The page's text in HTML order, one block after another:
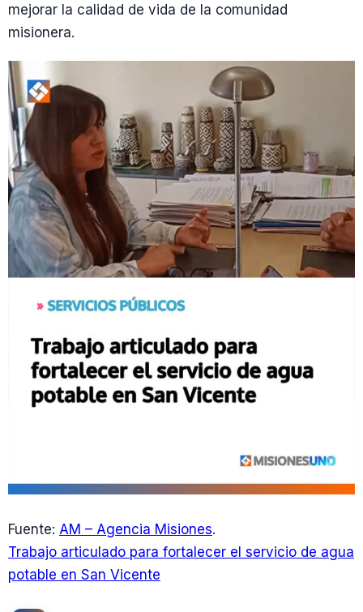
mejorar la calidad de vida de la comunidad
misionera.
Fuente: AM – Agencia Misiones.
Trabajo articulado para fortalecer el servicio de agua
potable en San Vicente